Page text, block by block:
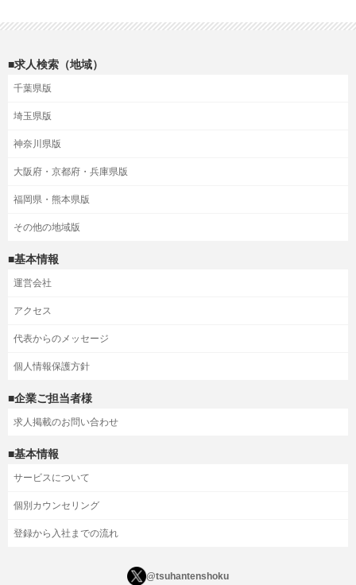
■求人検索（地域）
千葉県版
埼玉県版
神奈川県版
大阪府・京都府・兵庫県版
福岡県・熊本県版
その他の地域版
■基本情報
運営会社
アクセス
代表からのメッセージ
個人情報保護方針
■企業ご担当者様
求人掲載のお問い合わせ
■基本情報
サービスについて
個別カウンセリング
登録から入社までの流れ
@tsuhantenshoku